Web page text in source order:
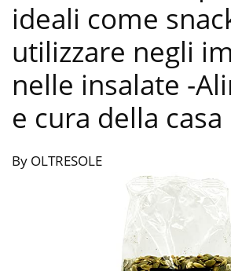
ideali come
utilizzare negli
nelle insalate -
e cura della casa
By OLTRESOLE